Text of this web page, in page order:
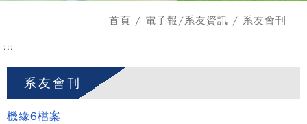
首頁 / 電子報/系友資訊 / 系友會刊
:::
系友會刊
機緣6檔案